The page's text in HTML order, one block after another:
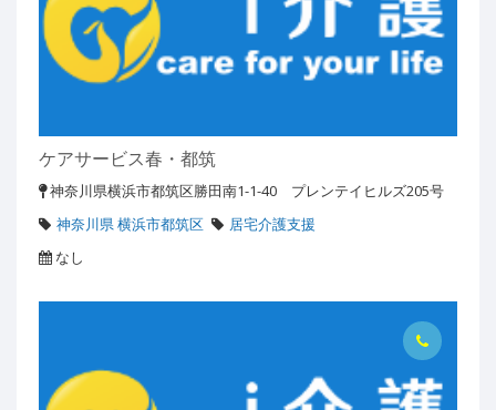
ケアサービス春・都筑
神奈川県横浜市都筑区勝田南1-1-40 プレンテイヒルズ205号
神奈川県 横浜市都筑区
居宅介護支援
なし